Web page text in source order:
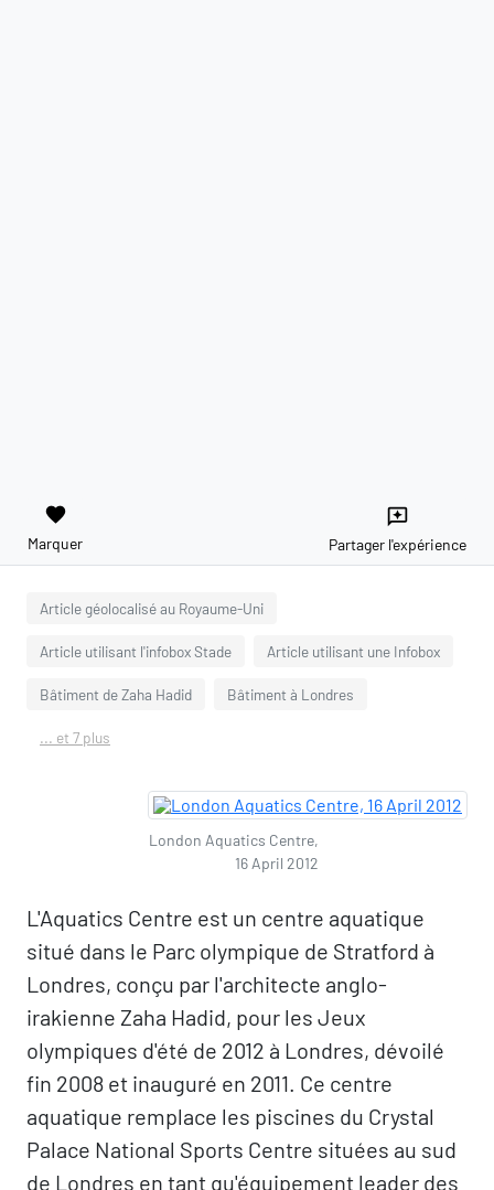
favorite
Marquer
reviews
Partager l'expérience
Article géolocalisé au Royaume-Uni
Article utilisant l'infobox Stade Article utilisant une Infobox
Bâtiment de Zaha Hadid Bâtiment à Londres
... et 7 plus
London Aquatics Centre,
16 April 2012
L'Aquatics Centre est un centre aquatique
situé dans le Parc olympique de Stratford à
Londres, conçu par l'architecte anglo-
irakienne Zaha Hadid, pour les Jeux
olympiques d'été de 2012 à Londres, dévoilé
fin 2008 et inauguré en 2011. Ce centre
aquatique remplace les piscines du Crystal
Palace National Sports Centre situées au sud
de Londres en tant qu'équipement leader des